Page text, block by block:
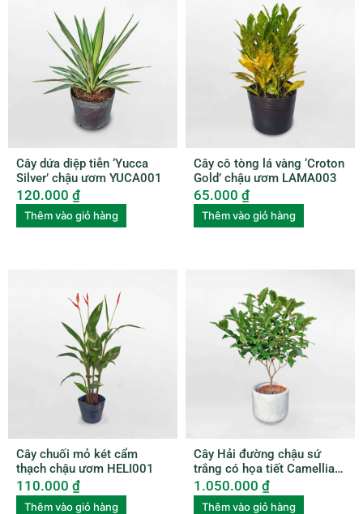
Cây dứa diệp tiễn ‘Yucca
Silver’ chậu ươm YUCA001
120.000 ₫
Thêm vào giỏ hàng
Cây cô tòng lá vàng ‘Croton
Gold’ chậu ươm LAMA003
65.000 ₫
Thêm vào giỏ hàng
Cây chuối mỏ két cẩm
thạch chậu ươm HELI001
110.000 ₫
Thêm vào giỏ hàng
Cây Hải đường chậu sứ
trắng có họa tiết Camellia
amplexicaulis CAME001
1.050.000 ₫
Thêm vào giỏ hàng